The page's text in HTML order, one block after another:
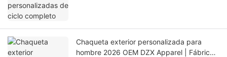
Chaqueta exterior personalizada para
hombre 2026 OEM DZX Apparel | Fábrica